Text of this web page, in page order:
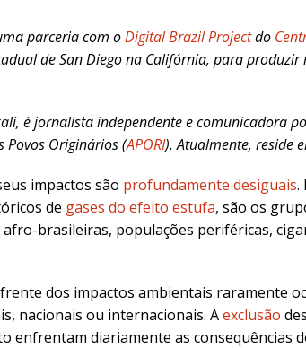
parceria com oDigital Brazil Projectdo
de San Diego na Califórnia, para produzir
é jornalista independente e comunicadora
Povos Originários (APORI). Atualmente, reside
impactos são profundamente desiguais.
de gases do efeito estufa, são os
brasileiras, populações periféricas,
dos impactos ambientais raramente
nacionais ou internacionais. Aexclusão
enfrentam diariamente as consequências